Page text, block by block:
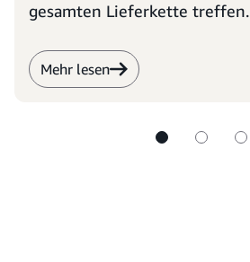
gesamten Lieferkette treffen.
Mehr lesen